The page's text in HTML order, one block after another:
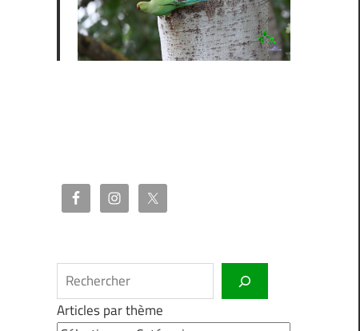
Rechercher
Articles par thème